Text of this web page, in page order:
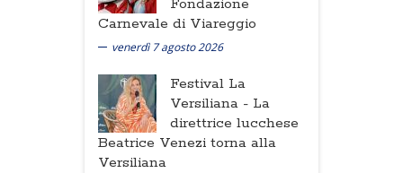
Carnevale di Viareggio
venerdì 7 agosto 2026
Festival La
Versiliana - La
direttrice lucchese
Beatrice Venezi torna alla
Versiliana